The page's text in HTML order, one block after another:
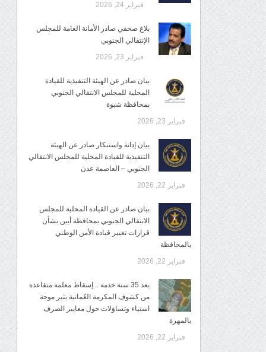
فبراير 24, 2026
بلاغ صحفي صادر الأمانة العامة للمجلس
الإنتقالي الجنوبي
فبراير 23, 2026
بيان صادر عن الهيئة التنفيذية للقيادة
المحلية للمجلس الانتقالي الجنوبي
بمحافظة شبوة
فبراير 23, 2026
بيان إدانة واستنكار صادر عن الهيئة
التنفيذية للقيادة المحلية للمجلس الانتقالي
الجنوبي – العاصمة عدن
فبراير 22, 2026
بيان صادر عن القيادة المحلية للمجلس
الانتقالي الجنوبي بمحافظة أبين بشأن
قرارات تغيير قيادة الأمن الوطني
بالمحافظة
فبراير 22, 2026
بعد 35 سنة خدمة .. إسقاط معلمة متقاعدة
من كشوف المكرمة العُمانية يثير موجة
استياء وتساؤلات حول معايير الصرف
بالمهرة
فبراير 22, 2026